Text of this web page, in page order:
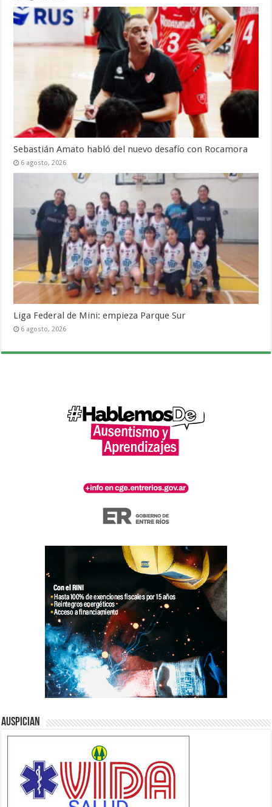
Sebastián Amato habló del nuevo desafío con Rocamora
6 agosto, 2026
Liga Federal de Mini: empieza Parque Sur
6 agosto, 2026
Auspician